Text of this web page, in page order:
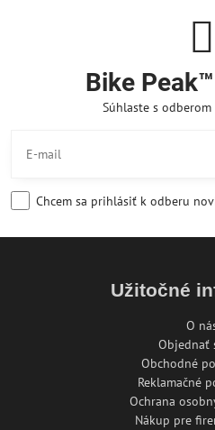
Bike
Súhlaste s
Chcem sa prihlásiť k odberu
Užitočné
O
Objednať
Obchodné
Reklamačné
Ochrana
Nákup pre